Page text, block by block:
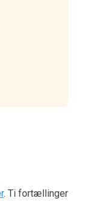
. Ti fortællinger